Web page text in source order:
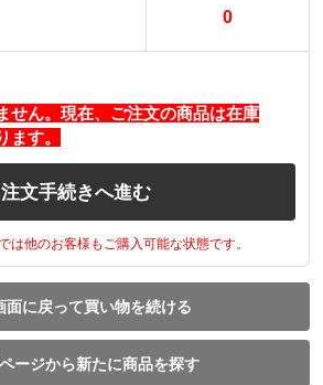
0
せん。現在、ご注文の商品は在庫
ます。
注文手続きへ進む
は他のお客様もご購入可能な状態です。
面に戻って買い物を続ける
ージから新たに商品を探す